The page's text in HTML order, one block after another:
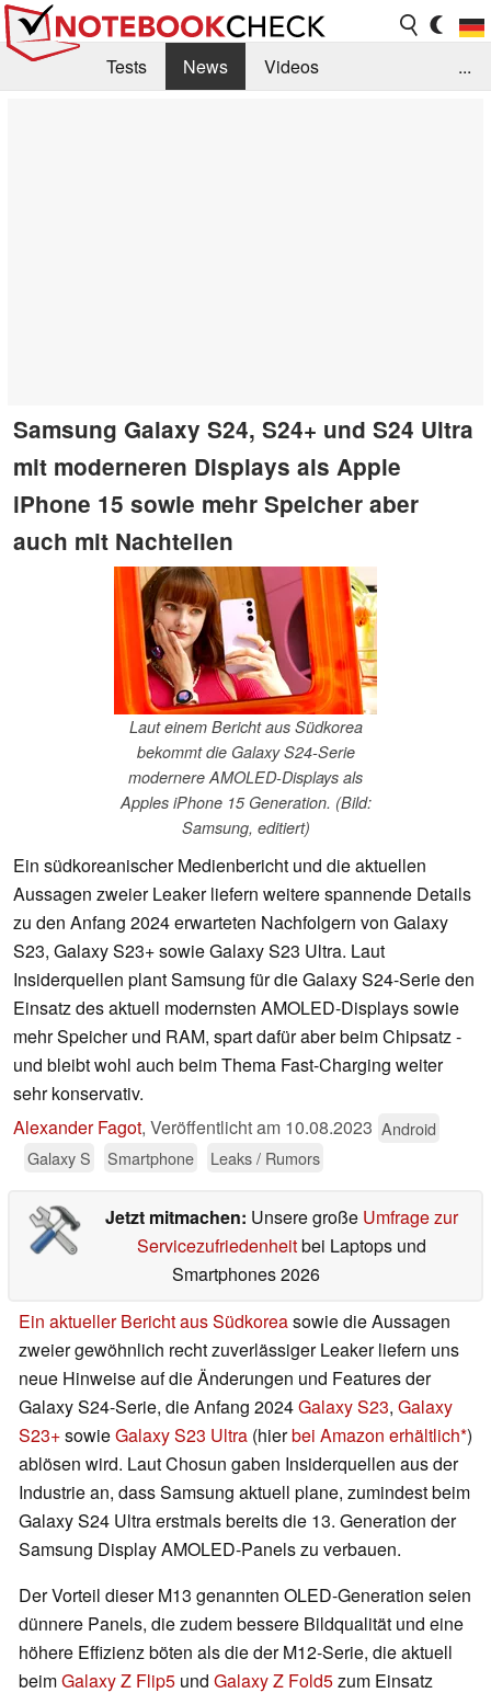
Tests News
Videos
...
Samsung Galaxy S24, S24+ und S24 Ultra
mit moderneren Displays als Apple
iPhone 15 sowie mehr Speicher aber
auch mit Nachteilen
Laut einem Bericht aus Südkorea
bekommt die Galaxy S24-Serie
modernere AMOLED-Displays als
Apples iPhone 15 Generation. (Bild:
Samsung, editiert)
Ein südkoreanischer Medienbericht und die aktuellen
Aussagen zweier Leaker liefern weitere spannende Details
zu den Anfang 2024 erwarteten Nachfolgern von Galaxy
S23, Galaxy S23+ sowie Galaxy S23 Ultra. Laut
Insiderquellen plant Samsung für die Galaxy S24-Serie den
Einsatz des aktuell modernsten AMOLED-Displays sowie
mehr Speicher und RAM, spart dafür aber beim Chipsatz -
und bleibt wohl auch beim Thema Fast-Charging weiter
sehr konservativ.
Alexander Fagot, Veröffentlicht am 10.08.2023 Android
Galaxy S
Smartphone Leaks / Rumors
Jetzt mitmachen: Unsere große Umfrage zur
Servicezufriedenheitbei Laptops und
Smartphones 2026
Ein aktueller Bericht aus Südkoreasowie die Aussagen
zweier gewöhnlich recht zuverlässiger Leaker liefern uns
neue Hinweise auf die Änderungen und Features der
Galaxy S24-Serie, die Anfang 2024Galaxy S23, Galaxy
S23+sowieGalaxy S23 Ultra (hierbei Amazon erhältlich )
ablösen wird. Laut Chosun gaben Insiderquellen aus der
Industrie an, dass Samsung aktuell plane, zumindest beim
Galaxy S24 Ultra erstmals bereits die 13. Generation der
Samsung Display AMOLED-Panels zu verbauen.
Der Vorteil dieser M13 genannten OLED-Generation seien
dünnere Panels, die zudem bessere Bildqualität und eine
höhere Effizienz böten als die der M12-Serie, die aktuell
beimGalaxy Z Flip5 und Galaxy Z Fold5zum Einsatz